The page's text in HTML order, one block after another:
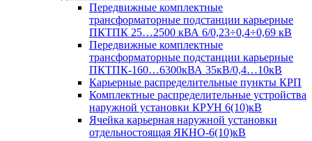
Передвижные комплектные
трансформаторные подстанции карьерные
ПКТПК 25…2500 кВА 6/0,23÷0,4÷0,69 кВ
Передвижные комплектные
трансформаторные подстанции карьерные
ПКТПК-160…6300кВА 35кВ/0,4…10кВ
Карьерные распределительные пункты КРП
Комплектные распределительные устройства
наружной установки КРУН 6(10)кВ
Ячейка карьерная наружной установки
отдельностоящая ЯКНО-6(10)кВ